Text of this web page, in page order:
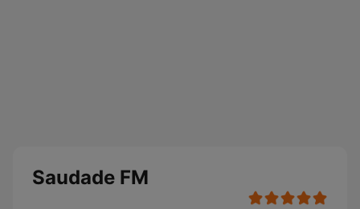
Saudade FM